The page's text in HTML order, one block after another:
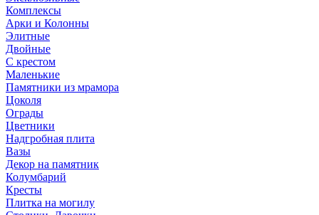
Комплексы
Арки и Колонны
Элитные
Двойные
С крестом
Маленькие
Памятники из мрамора
Цоколя
Ограды
Цветники
Надгробная плита
Вазы
Декор на памятник
Колумбарий
Кресты
Плитка на могилу